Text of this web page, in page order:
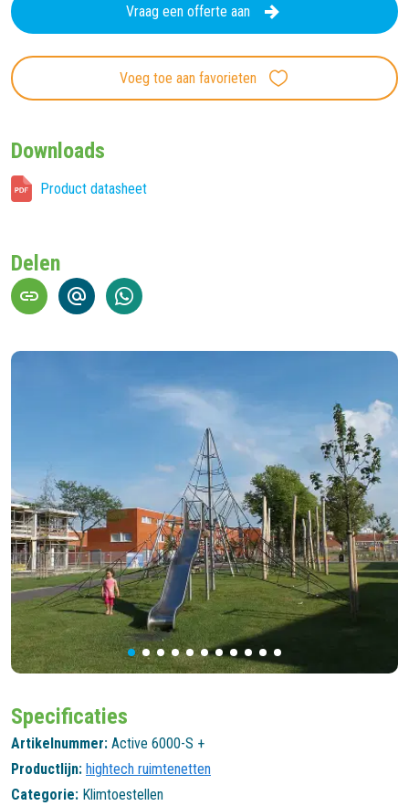
Specificaties
Artikelnummer: Active 6000-S +
Productlijn: hightech ruimtenetten
Categorie: Klimtoestellen
Vraag een offerte aan
Voeg toe aan favorieten
Downloads
Product datasheet
Delen